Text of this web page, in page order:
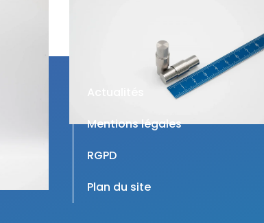
Mentions légales
RGPD
Plan du site